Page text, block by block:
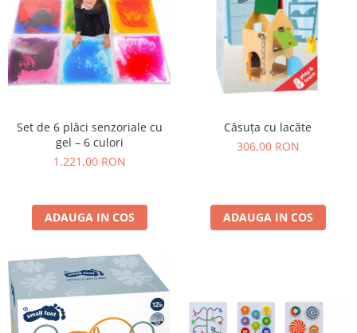
Set de 6 plăci senzoriale cu
gel – 6 culori
1.221,00 RON
ADAUGA IN COS
Căsuța cu lacăte
306,00 RON
ADAUGA IN COS